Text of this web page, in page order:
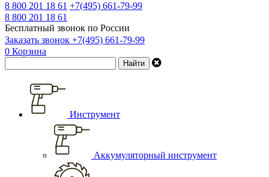
8 800 201 18 61 +7(495) 661-79-99
8 800 201 18 61
Бесплатный звонок по России
Заказать звонок +7(495) 661-79-99
0 Корзина
Инструмент
Аккумуляторный инструмент